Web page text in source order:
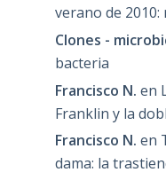
verano de
Clones -
bacteria
Francisco N. en
Franklin y la
Francisco N. en
dama: la